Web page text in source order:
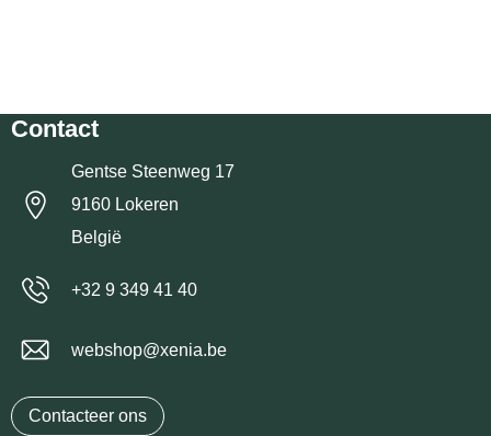
Contact
Gentse Steenweg 17
9160 Lokeren
België
+32 9 349 41 40
webshop@xenia.be
Contacteer ons